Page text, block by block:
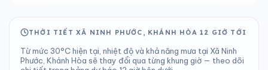
THỜI TIẾT XÃ NINH PHƯỚC, KHÁNH HÒA 12 GIỜ TỚI
Từ mức 30°C hiện tại, nhiệt độ và khả năng mưa tại Xã Ninh
Phước, Khánh Hòa sẽ thay đổi qua từng khung giờ — theo dõi